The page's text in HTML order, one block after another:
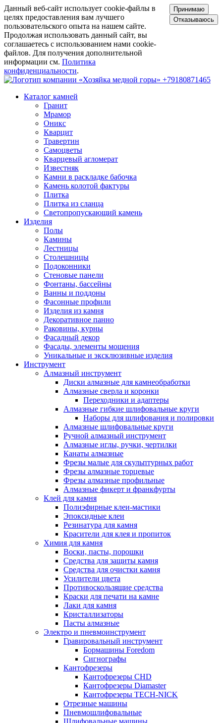
Данный веб-сайт использует cookie-файлы в
целях предоставления вам лучшего
пользовательского опыта на нашем сайте.
Продолжая использовать данный сайт, вы
соглашаетесь с использованием нами cookie-
файлов. Для получения дополнительной
информации см. Политика
конфиденциальности.
Принимаю
Отказываюсь
+79180871465
Каталог камней
Гранит
Мрамор
Оникс
Кварцит
Травертин
Самоцветы
Кварцевый агломерат
Известняк
Камни в раскладке бабочка
Камень колотой фактуры
Плитка
Плитка из сланца
Светопропускающий камень
Изделия
Полы
Камины
Лестницы
Столешницы
Подоконники
Стеновые панели
Фонтаны, бассейны
Ванны и поддоны
Фасонные профили
Изделия из камня
Декоративное панно
Раковины, курны
Фасадный декор
Фасады, элементы мощения
Уникальные и эксклюзивные изделия
Инструмент
Алмазный инструмент
Диски алмазные для камнеобработки
Алмазные сверла и коронки
Переходники и адаптеры
Алмазные гибкие шлифовальные круги
Наборы для шлифования и полировки
Алмазные шлифовальные круги
Ручной алмазный инструмент
Алмазные иглы, ручки, чертилки
Канаты алмазные
Фрезы малые для скульптурных работ
Фрезы алмазные торцевые
Фрезы алмазные профильные
Алмазные фикерт и франкфурты
Клей для камня
Полиэфирные клеи-мастики
Эпоксидные клеи
Резинатура для камня
Красители для клея и пропиток
Химия для камня
Воски, пасты, порошки
Средства для защиты камня
Средства для очистки камня
Усилители цвета
Противоскользящие средства
Краски для печати на камне
Лаки для камня
Кристаллизаторы
Пасты алмазные
Электро и пневмоинструмент
Гравировальный инструмент
Бормашины Foredom
Сигнографы
Кантофрезеры
Кантофрезеры CHD
Кантофрезеры Diamaster
Кантофрезеры TECH-NICK
Отрезные машины
Пневмошлифовальные
Шлифовальные машины